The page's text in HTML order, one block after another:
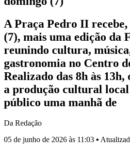
A Praça Pedro II recebe,
(7), mais uma edição da
reunindo cultura,
gastronomia no Centro
Realizado das 8h às
a produção cultural local
público uma manhã de
Da Redação
05 de junho de 2026 às 11:03 ▪